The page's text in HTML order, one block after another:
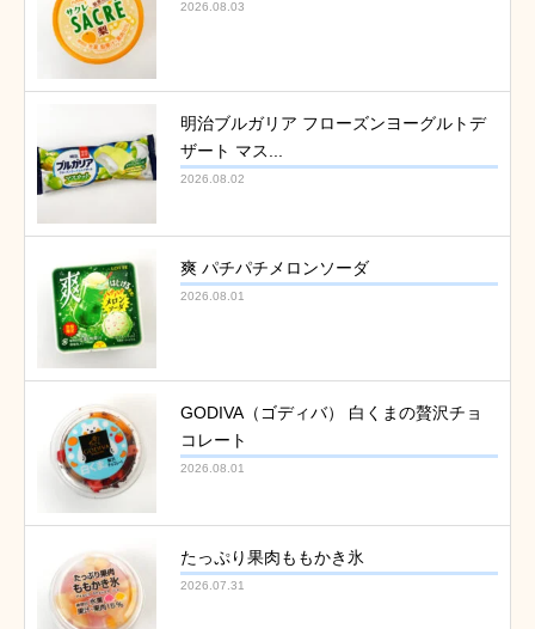
2026.08.03
明治ブルガリア フローズンヨーグルトデ
ザート マス...
2026.08.02
爽 パチパチメロンソーダ
2026.08.01
GODIVA（ゴディバ） 白くまの贅沢チョ
コレート
2026.08.01
たっぷり果肉ももかき氷
2026.07.31